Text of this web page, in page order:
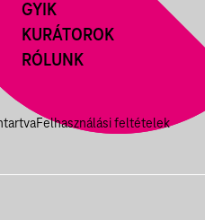
GYIK
KURÁTOROK
RÓLUNK
Felhasználási feltételek